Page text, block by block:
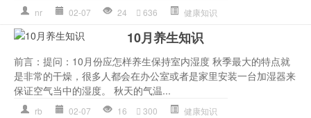
nr 02-07 24 636 健康知识
10月养生知识
前言：提问：10月份应怎样养生保持室内湿度 秋季最大的特点就
是非常的干燥，很多人都会在办公室或者是家里安装一台加湿器来
保证空气当中的湿度。 秋天的气温...
rb 02-07 16 300 健康知识